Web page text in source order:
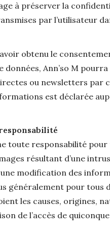
à préserver la
par l’utilisateur
obtenu le
données, Ann’so M
ou newsletters par
est déclarée
toute responsabilité
résultant d’une
modification des
généralement pour tous
les causes, origines,
de l’accès de